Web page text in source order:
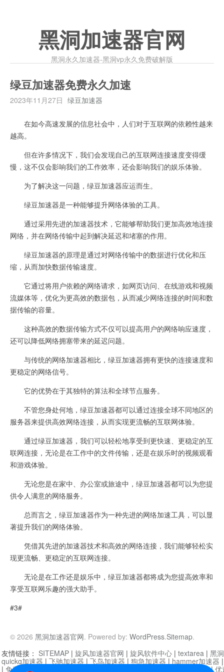
黑洞加速器官网
黑洞永久加速器-黑洞vp永久免费破解版
绿豆加速器免费永久加速
2023年11月27日 绿豆加速器
在如今高速发展的信息社会中，人们对于互联网的依赖性越来
越高。
但在许多情况下，我们会发现自己的互联网连接速度变得缓
慢，这不仅会影响我们的工作效率，还会影响我们的娱乐体验。
为了解决这一问题，绿豆加速器应运而生。
绿豆加速器是一种能够提升网络体验的工具。
通过采用先进的加速器技术，它能够帮助我们更加高效地连接
网络，并在网络传输中起到解决延迟和堵塞的作用。
绿豆加速器的原理是通过对网络传输中的数据进行优化和压
缩，从而加快数据传输速度。
它通过将用户依赖的网络请求，如网页访问、在线游戏和视频
流媒体等，优化为更高效的数据包，从而减少网络连接的时间和数
据传输的容量。
这种高效的数据传输方式不仅可以提高用户的网络响应速度，
还可以降低网络拥塞带来的延迟问题。
与传统的网络加速器相比，绿豆加速器拥有更快的连接速度和
更稳定的网络信号。
它的优势在于其独特的算法和全球节点服务。
不管您身处何地，绿豆加速器都可以通过连接全球不同地区的
服务器来提供高效网络连接，从而实现更流畅的互联网体验。
通过绿豆加速器，我们可以轻松地享受到更快速、更稳定的互
联网连接，无论是在工作中的文件传输，还是在娱乐时的视频观看
和游戏体验。
无论您是在家中、办公室或旅途中，绿豆加速器都可以为您提
供令人满意的网络服务。
总而言之，绿豆加速器作为一种先进的网络加速工具，可以显
著提升我们的网络体验。
凭借其先进的加速器技术和高效的网络连接，我们能够轻松实
现更流畅、更稳定的互联网连接。
无论是在工作还是娱乐中，绿豆加速器都将成为您提高效率和
享受互联网乐趣的强大助手。
#3#
© 2026 黑洞加速器官网. Powered by: WordPress.Sitemap.
友情链接： SITEMAP | 旋风加速器官网 | 旋风软件中心 | textarea | 黑
quickq加速器 | 飞驰加速器 | 飞鸟加速器 | 狗急加速器 | hammer加速器
| 免费vqn加速外网 迷雾通|优